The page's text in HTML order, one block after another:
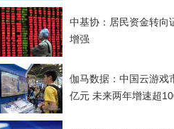
中基协：居民资金转向
增强
伽马数据：中国云游戏
亿元 未来两年增速超